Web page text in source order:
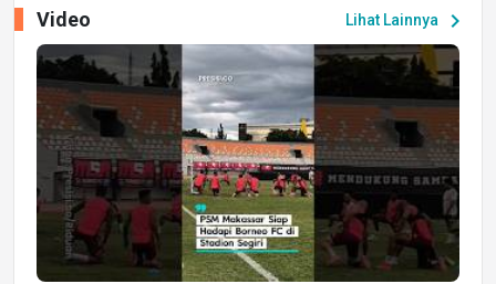
Lihat Lainnya chevron_right
Video